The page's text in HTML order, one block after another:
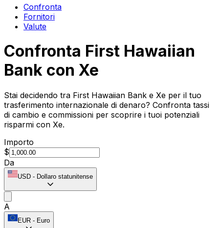
Confronta
Fornitori
Valute
Confronta First Hawaiian
Bank con Xe
Stai decidendo tra First Hawaiian Bank e Xe per il tuo
trasferimento internazionale di denaro? Confronta tassi
di cambio e commissioni per scoprire i tuoi potenziali
risparmi con Xe.
Importo
$
Da
USD - Dollaro statunitense
A
EUR - Euro